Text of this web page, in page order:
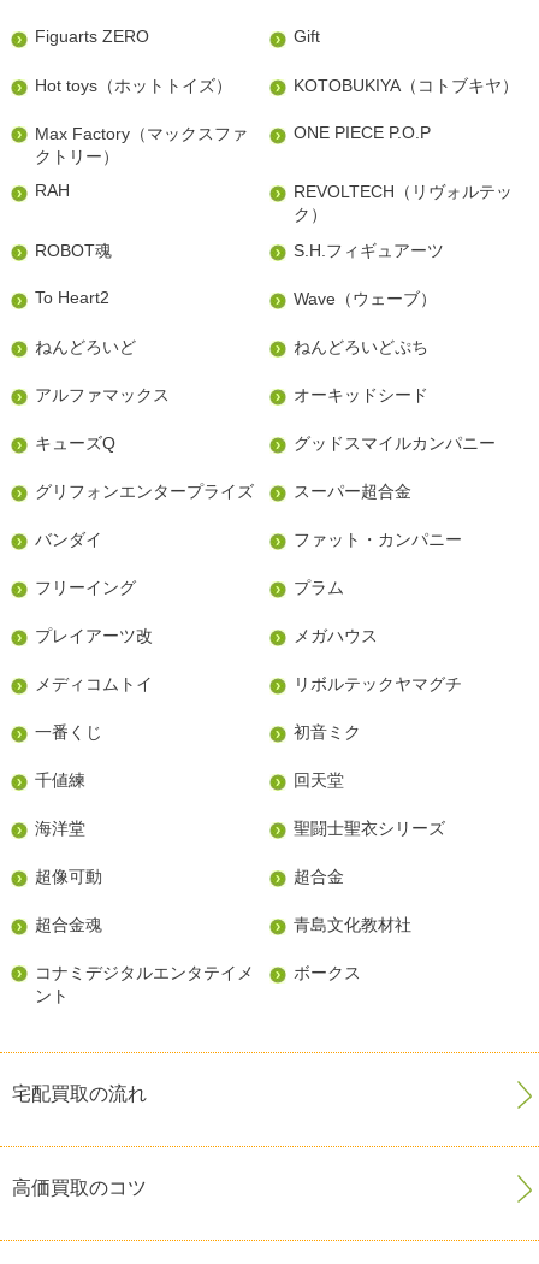
Figuarts ZERO Gift
Hot toys（ホットトイズ） KOTOBUKIYA（コトブキヤ）
Max Factory（マックスファ
クトリー）
ONE PIECE P.O.P
RAH
REVOLTECH（リヴォルテッ
ク）
ROBOT魂
S.H.フィギュアーツ
To Heart2 Wave（ウェーブ）
ねんどろいど ねんどろいどぷち
アルファマックス オーキッドシード
キューズQ グッドスマイルカンパニー
グリフォンエンタープライズ スーパー超合金
バンダイ ファット・カンパニー
フリーイング プラム
プレイアーツ改 メガハウス
メディコムトイ リボルテックヤマグチ
一番くじ 初音ミク
千値練 回天堂
海洋堂 聖闘士聖衣シリーズ
超像可動 超合金
超合金魂 青島文化教材社
コナミデジタルエンタテイメ
ント
ボークス
宅配買取の流れ
高価買取のコツ